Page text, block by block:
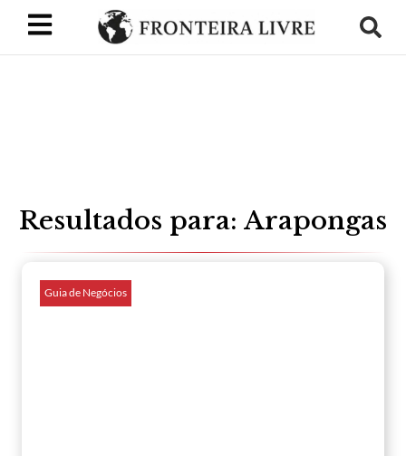
Resultados para: Arapongas
Guia de Negócios